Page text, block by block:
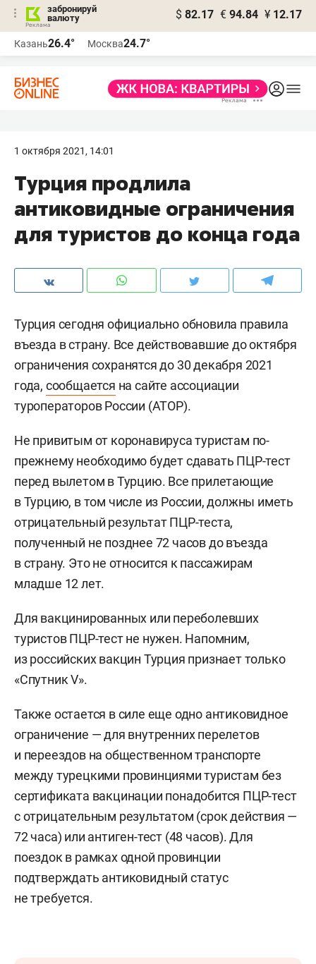
забронируй
валюту
$ 82.17 € 94.84 ¥ 12.17
Казань26.4° Москва24.7°
1 октября 2021, 14:01
Турция продлила
антиковидные ограничения
для туристов до конца года
Турция сегодня официально обновила правила
въезда в страну. Все действовавшие до октября
ограничения сохранятся до 30 декабря 2021
года, сообщается на сайте ассоциации
туроператоров России (АТОР).
Не привитым от коронавируса туристам по-
прежнему необходимо будет сдавать ПЦР-тест
перед вылетом в Турцию. Все прилетающие
в Турцию, в том числе из России, должны иметь
отрицательный результат ПЦР-теста,
полученный не позднее 72 часов до въезда
в страну. Это не относится к пассажирам
младше 12 лет.
Для вакцинированных или переболевших
туристов ПЦР-тест не нужен. Напомним,
из российских вакцин Турция признает только
«Спутник V».
Также остается в силе еще одно антиковидное
ограничение — для внутренних перелетов
и переездов на общественном транспорте
между турецкими провинциями туристам без
сертификата вакцинации понадобится ПЦР-тест
с отрицательным результатом (срок действия —
72 часа) или антиген-тест (48 часов). Для
поездок в рамках одной провинции
подтверждать антиковидный статус
не требуется.